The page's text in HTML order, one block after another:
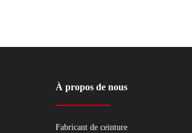
À propos de nous
Fabricant de ceinture